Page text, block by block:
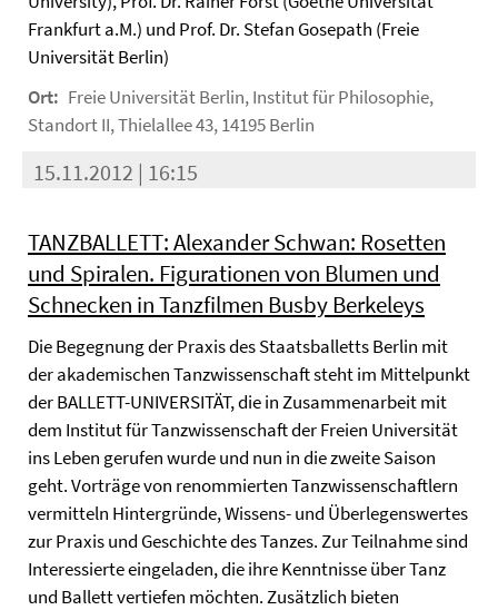
Frankfurt a.M.) und Prof. Dr. Stefan Gosepath (Freie
Universität Berlin)
Ort: Freie Universität Berlin, Institut für Philosophie,
Standort II, Thielallee 43, 14195 Berlin
15.11.2012 | 16:15
TANZBALLETT: Alexander Schwan: Rosetten
und Spiralen. Figurationen von Blumen und
Schnecken in Tanzfilmen Busby Berkeleys
Die Begegnung der Praxis des Staatsballetts Berlin mit
der akademischen Tanzwissenschaft steht im Mittelpunkt
der BALLETT-UNIVERSITÄT, die in Zusammenarbeit mit
dem Institut für Tanzwissenschaft der Freien Universität
ins Leben gerufen wurde und nun in die zweite Saison
geht. Vorträge von renommierten Tanzwissenschaftlern
vermitteln Hintergründe, Wissens- und Überlegenswertes
zur Praxis und Geschichte des Tanzes. Zur Teilnahme sind
Interessierte eingeladen, die ihre Kenntnisse über Tanz
und Ballett vertiefen möchten. Zusätzlich bieten